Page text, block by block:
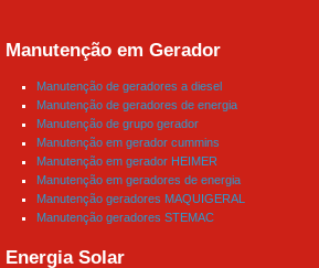
Manutenção em Gerador
Manutenção de geradores a diesel
Manutenção de geradores de energia
Manutenção de grupo gerador
Manutenção em gerador cummins
Manutenção em gerador HEIMER
Manutenção em geradores de energia
Manutenção geradores MAQUIGERAL
Manutenção geradores STEMAC
Energia Solar